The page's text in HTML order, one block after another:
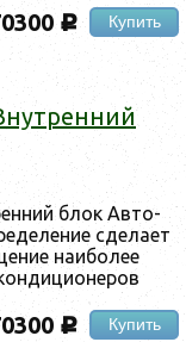
c Купить
блок Ав­то­
сде­ла­ет
на­ибо­лее
c Купить